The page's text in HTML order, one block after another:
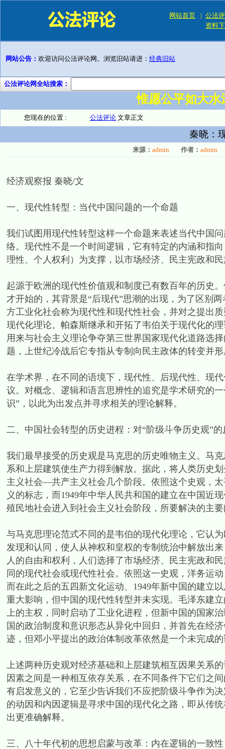
网站首页 | 公法
资料
网站公告： 欢迎访问公法评论网。浏览旧站请进： 经典旧站
公法评论网全站搜索：
惟愿公平如大
您现在的位置 : 公法评论 文章正文
秦晓：
来源： admin 作者： admin
经济观察报 秦晓/文
一、现代性转型：当代中国问题的一个命题
我们试图用现代性转型这样一个命题来表述当代中国
络。现代性不是一个时间逻辑，它有特定的内涵和指
理性、个人权利）为支撑，以市场经济、民主宪政和
起源于欧洲的现代性价值观和制度已有数百年的历史
才开始的，其背景是“后现代”思潮的出现，为了区别
方工业化社会称为现代性和现代性社会，并对之提出
现代化理论。帕森斯继承和开拓了韦伯关于现代化的
用来与社会主义理论争夺第三世界国家现代化道路选
题，上世纪冷战后它专指从专制向民主政体的转变并
在学术界，在不同的语境下，现代性、后现代性、现
议。对概念、逻辑和语言思辨性的追究是学术研究的
识”，以此为出发点并寻求相关的理论解释。
二、中国社会转型的历史进程：对“阶级斗争历史观”的
我们最早接受的历史观是马克思的历史唯物主义。马
系和上层建筑使生产力得到解放。据此，将人类历
主义社会—共产主义社会几个阶段。依照这个史观，
义的标志，而1949年中华人民共和国的建立在中国近
殖民地社会进入到社会主义社会阶段，所要解决的主
与马克思理论范式不同的是韦伯的现代化理论，它认
发现和认同，使人从神权和皇权的专制统治中解放出
人的自由和权利，人们选择了市场经济、民主宪政和
同的现代社会或现代性社会。依照这一史观，洋务运
而在此之后的五四新文化运动、1949年新中国的建立
重大影响，但中国的现代性转型并未实现。毛泽东建
上的主权，同时启动了工业化进程，但新中国的国家
国的政治制度和意识形态从异化中回归，并首先在经
迹，但邓小平提出的政治体制改革依然是一个未完成
上述两种历史观对经济基础和上层建筑相互因果关系
因素之间是一种相互依存关系，在不同条件下它们之
有启发意义的，它至少告诉我们不应把阶级斗争作为
的动因和内因逻辑是寻求中国的现代化之路，即从传
出更准确解释。
三、八十年代初的思想启蒙与改革：内在逻辑的一致性